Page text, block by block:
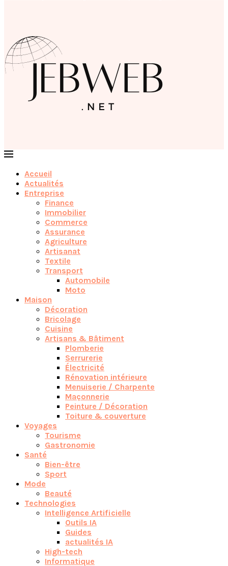
Accueil
Actualités
Entreprise
Finance
Immobilier
Commerce
Assurance
Agriculture
Artisanat
Textile
Transport
Automobile
Moto
Maison
Décoration
Bricolage
Cuisine
Artisans & Bâtiment
Plomberie
Serrurerie
Électricité
Rénovation intérieure
Menuiserie / Charpente
Maçonnerie
Peinture / Décoration
Toiture & couverture
Voyages
Tourisme
Gastronomie
Santé
Bien-être
Sport
Mode
Beauté
Technologies
Intelligence Artificielle
Outils IA
Guides
actualités IA
High-tech
Informatique